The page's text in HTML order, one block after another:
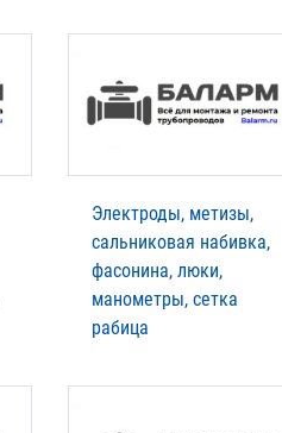
Электроды, метизы,
сальниковая набивка,
фасонина, люки,
манометры, сетка
рабица